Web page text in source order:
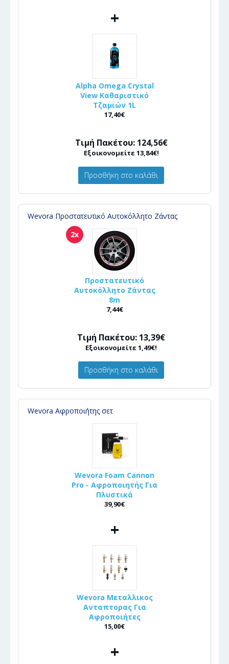
+
Alpha Omega Crystal
View Καθαριστικό
Τζαμιών 1L
17,40€
Τιμή Πακέτου: 124,56€
Εξοικονομείτε 13,84€!
Προσθήκη στο καλάθι
Wevora Προστατευτικό Αυτοκόλλητο Ζάντας
2x
Προστατευτικό
Αυτοκόλλητο Ζάντας
8m
7,44€
Τιμή Πακέτου: 13,39€
Εξοικονομείτε 1,49€!
Προσθήκη στο καλάθι
Wevora Αφροποιήτης σετ
Wevora Foam Cannon
Pro - Αφροποιητής Για
Πλυστικά
39,90€
+
Wevora Μεταλλικος
Ανταπτορας Για
Αφροποιήτες
15,00€
+